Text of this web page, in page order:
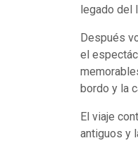
legado del
Después
el
bordo y la
El viaje
antiguos y